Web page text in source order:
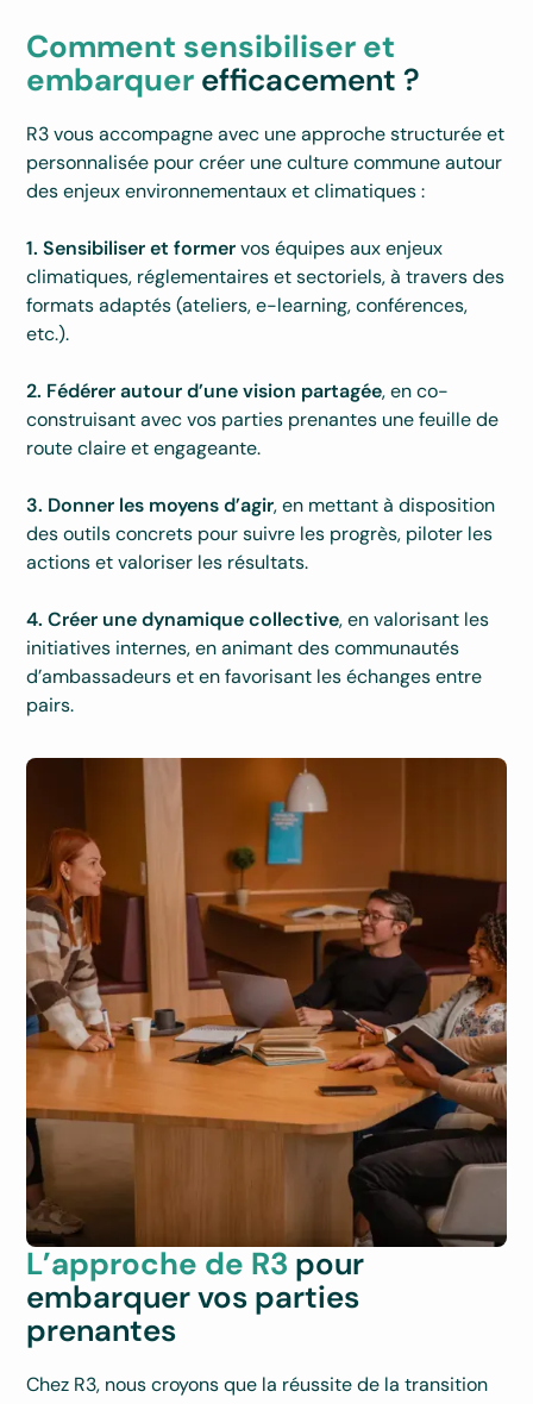
Comment sensibiliser et
embarquer efficacement ?
R3 vous accompagne avec une approche structurée et
personnalisée pour créer une culture commune autour
des enjeux environnementaux et climatiques :
1.Sensibiliser et formervos équipes aux enjeux
climatiques, réglementaires et sectoriels, à travers des
formats adaptés (ateliers, e-learning, conférences,
etc.).
2. Fédérer autour d’une vision partagée, en co-
construisant avec vos parties prenantes une feuille de
route claire et engageante.
3. Donner les moyens d’agir, en mettant à disposition
des outils concrets pour suivre les progrès, piloter les
actions et valoriser les résultats.
4.Créer une dynamique collective, en valorisant les
initiatives internes, en animant des communautés
d’ambassadeurs et en favorisant les échanges entre
pairs.
L’approche de R3 pour
embarquer vos parties
prenantes
Chez R3, nous croyons que la réussite de la transition